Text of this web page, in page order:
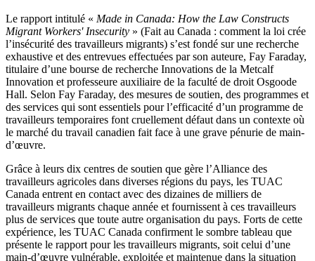
Le rapport intitulé « Made in Canada: How the Law Constructs
Migrant Workers' Insecurity » (Fait au Canada : comment la loi crée
l’insécurité des travailleurs migrants) s’est fondé sur une recherche
exhaustive et des entrevues effectuées par son auteure, Fay Faraday,
titulaire d’une bourse de recherche Innovations de la Metcalf
Innovation et professeure auxiliaire de la faculté de droit Osgoode
Hall. Selon Fay Faraday, des mesures de soutien, des programmes et
des services qui sont essentiels pourl’efficacité d’un programme de
travailleurs temporaires font cruellement défaut dans un contexte où
le marché du travail canadien fait face à une grave pénurie de main-
d’œuvre.
Grâce à leurs dix centres de soutien que gère l’Alliance des
travailleurs agricoles dans diverses régions du pays, les TUAC
Canada entrent en contact avec des dizaines de milliers de
travailleurs migrants chaque année et fournissent à ces travailleurs
plus de services que toute autre organisation du pays. Forts de cette
expérience, les TUAC Canada confirment le sombre tableau que
présente le rapport pour les travailleurs migrants, soit celui d’une
main-d’œuvre vulnérable, exploitée et maintenue dans la situation